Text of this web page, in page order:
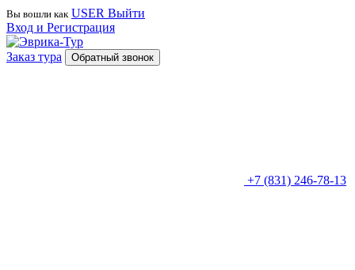
Вы вошли как USER Выйти
Вход и Регистрация
Заказ тура Обратный звонок
+7 (831) 246-78-13